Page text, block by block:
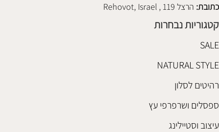
כתובת: הרצל 119 , Rehovot, Israel
קטגוריות נבחרות
SALE
NATURAL STYLE
רהיטים לסלון
ספסלים ושרפרפי עץ
עיצוב וסטיילינג